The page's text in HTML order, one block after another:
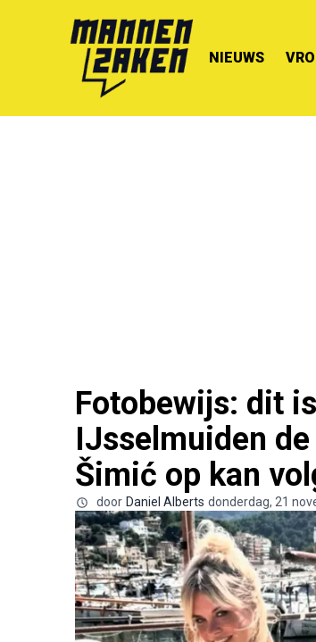
NIEUWS
Fotobewijs: dit
IJsselmuiden
Šimić op kan
door Daniel Alberts donderdag, 21